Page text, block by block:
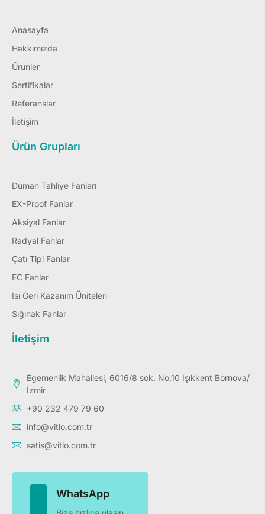
Anasayfa
Hakkımızda
Ürünler
Sertifikalar
Referanslar
İletişim
Ürün Grupları
Duman Tahliye Fanları
EX-Proof Fanlar
Aksiyal Fanlar
Radyal Fanlar
Çatı Tipi Fanlar
EC Fanlar
Isı Geri Kazanım Üniteleri
Sığınak Fanlar
İletişim
Egemenlik Mahallesi, 6016/8 sok. No.10 Işıkkent Bornova/
İzmir
+90 232 479 79 60
info@vitlo.com.tr
satis@vitlo.com.tr
WhatsApp